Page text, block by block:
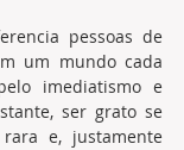
pessoas de
um mundo cada
imediatismo e
ser grato se
e, justamente